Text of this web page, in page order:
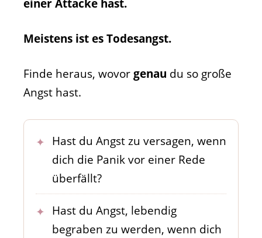
einer Attacke hast.
Meistens ist es Todesangst.
Finde heraus, wovorgenau du so große
Angst hast.
Hast du Angst zu versagen, wenn
dich die Panik vor einer Rede
überfällt?
Hast du Angst, lebendig
begraben zu werden, wenn dich